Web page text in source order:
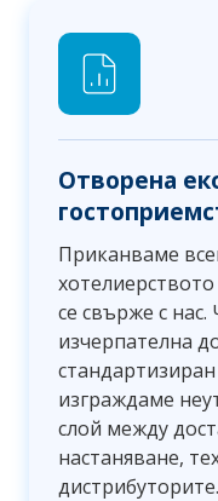
Отворена
Приканваме
се свърже с
изчерпателна
изграждаме
слой между
настаняване,
дистрибуторите.